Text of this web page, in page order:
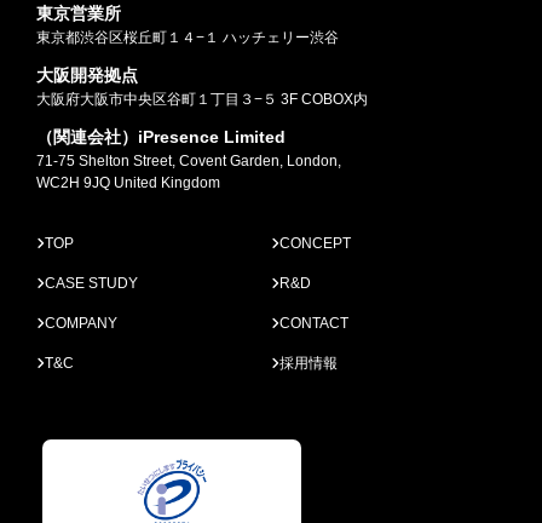
東京営業所
東京都渋谷区桜丘町１４−１ ハッチェリー渋谷
大阪開発拠点
大阪府大阪市中央区谷町１丁目３−５ 3F COBOX内
（関連会社）iPresence Limited
71-75 Shelton Street, Covent Garden, London,
WC2H 9JQ United Kingdom
TOP CONCEPT
CASE STUDY R&D
COMPANY CONTACT
T&C 採用情報